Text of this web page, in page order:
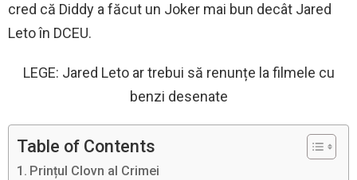
cred că Diddy a făcut un Joker mai bun decât Jared
Leto în DCEU.
LEGE: Jared Leto ar trebui să renunțe la filmele cu
benzi desenate
Table of Contents
Prințul Clovn al Crimei